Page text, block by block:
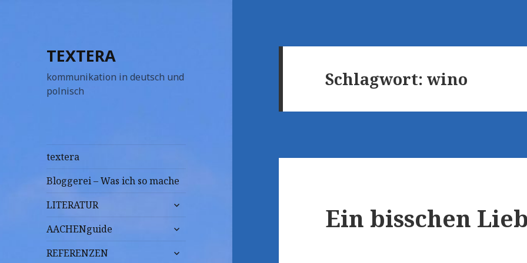
TEXTERA
kommunikation in deutsch und
polnisch
textera
Bloggerei – Was ich so mache
LITERATUR
untermenü
AACHENguide
untermenü
REFERENZEN
untermenü
Schlagwort:wino
Ein bisschen